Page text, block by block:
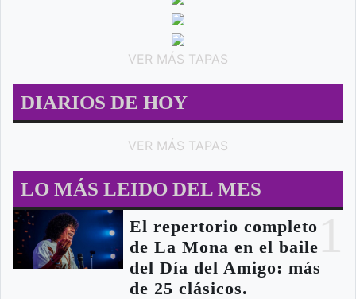
VER MÁS TAPAS
DIARIOS DE HOY
VER MÁS TAPAS
LO MÁS LEIDO DEL MES
El repertorio completo
de La Mona en el baile
del Día del Amigo: más
de 25 clásicos.